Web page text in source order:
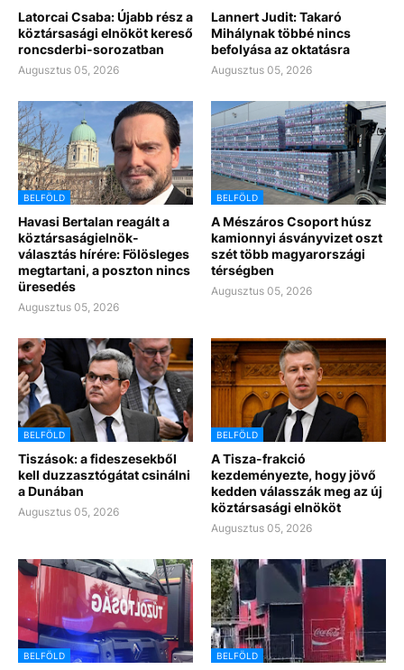
Latorcai Csaba: Újabb rész a
köztársasági elnököt kereső
roncsderbi-sorozatban
Augusztus 05, 2026
Lannert Judit: Takaró
Mihálynak többé nincs
befolyása az oktatásra
Augusztus 05, 2026
BELFÖLD
Havasi Bertalan reagált a
köztársaságielnök-
választás hírére: Fölösleges
megtartani, a poszton nincs
üresedés
Augusztus 05, 2026
BELFÖLD
A Mészáros Csoport húsz
kamionnyi ásványvizet oszt
szét több magyarországi
térségben
Augusztus 05, 2026
BELFÖLD
Tiszások: a fideszesekből
kell duzzasztógátat csinálni
a Dunában
Augusztus 05, 2026
BELFÖLD
A Tisza-frakció
kezdeményezte, hogy jövő
kedden válasszák meg az új
köztársasági elnököt
Augusztus 05, 2026
BELFÖLD BELFÖLD